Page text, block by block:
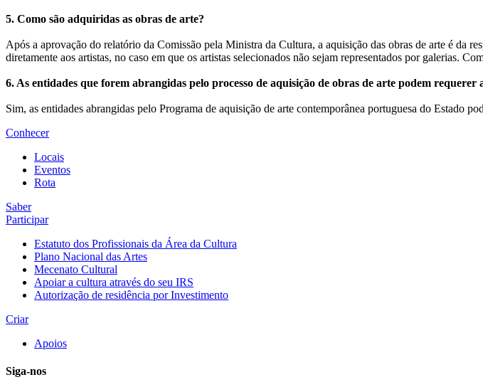
5. Como são adquiridas as obras de arte?
Após a aprovação do relatório da Comissão pela Ministra da Cultura, a aquisição das obras de arte é da
diretamente aos artistas, no caso em que os artistas selecionados não sejam representados por galerias.
6. As entidades que forem abrangidas pelo processo de aquisição de obras de arte podem
Sim, as entidades abrangidas pelo Programa de aquisição de arte contemporânea portuguesa do Estado
Conhecer
Locais
Eventos
Rota
Saber
Participar
Estatuto dos Profissionais da Área da Cultura
Plano Nacional das Artes
Mecenato Cultural
Apoiar a cultura através do seu IRS
Autorização de residência por Investimento
Criar
Apoios
Siga-nos